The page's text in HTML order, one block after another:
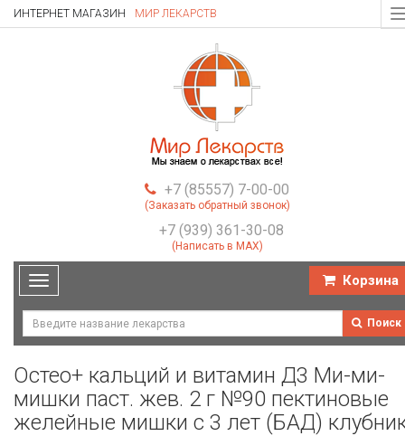
ИНТЕРНЕТ МАГАЗИН МИР ЛЕКАРСТВ
+7 (85557) 7-00-00
(Заказать обратный звонок)
+7 (939) 361-30-08
(Написать в MAX)
Toggle
navigation
Корзина
Поиск
Остео+ кальций и витамин Д3 Ми-ми-
мишки паст. жев. 2 г №90 пектиновые
желейные мишки с 3 лет (БАД)